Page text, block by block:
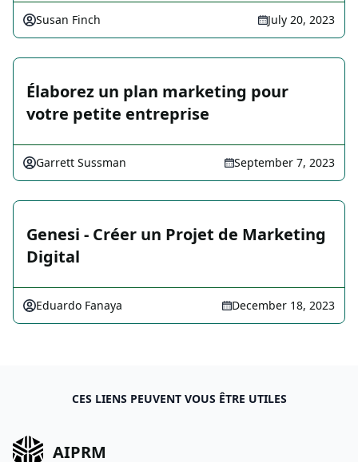
Susan Finch July 20, 2023
Élaborez un plan marketing pour
votre petite entreprise
Garrett Sussman September 7, 2023
Genesi - Créer un Projet de Marketing
Digital
Eduardo Fanaya December 18, 2023
CES LIENS PEUVENT VOUS ÊTRE UTILES
AIPRM